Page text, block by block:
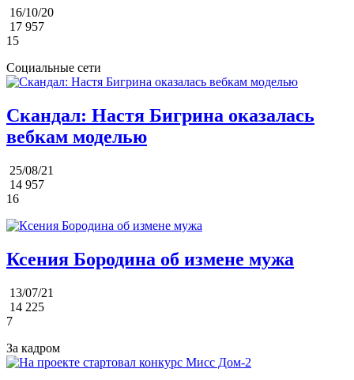
16/10/20
17 957
15
Социальные сети
Скандал: Настя Бигрина оказалась
вебкам моделью
25/08/21
14 957
16
Ксения Бородина об измене мужа
13/07/21
14 225
7
За кадром